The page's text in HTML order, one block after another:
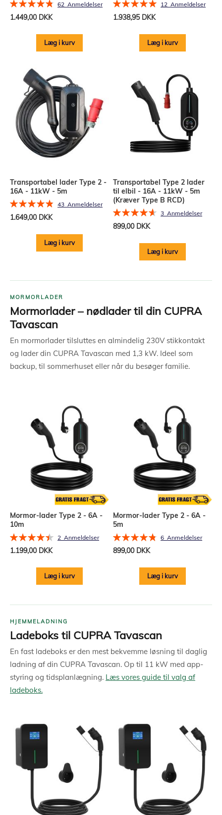
Bedømmelse:
62 Anmeldelser
1.449,00 DKK
Læg i kurv
Bedømmelse:
12Anmeldelser
1.938,95 DKK
Læg i kurv
Transportabel lader Type 2 -
16A - 11kW - 5m
Bedømmelse:
43 Anmeldelser
1.649,00 DKK
Læg i kurv
Transportabel Type 2 lader
til elbil - 16A - 11kW - 5m
(Kræver Type B RCD)
Bedømmelse:
3Anmeldelser
899,00 DKK
Læg i kurv
MORMORLADER
Mormorlader – nødlader til din CUPRA
Tavascan
En mormorlader tilsluttes en almindelig 230V stikkontakt
og lader din CUPRA Tavascan med 1,3 kW. Ideel som
backup, til sommerhuset eller når du besøger familie.
Mormor-lader Type 2 - 6A -
10m
Bedømmelse:
90%
2 Anmeldelser
1.199,00 DKK
Læg i kurv
Mormor-lader Type 2 - 6A -
5m
Bedømmelse:
97%
6Anmeldelser
899,00 DKK
Læg i kurv
HJEMMELADNING
Ladeboks til CUPRA Tavascan
En fast ladeboks er den mest bekvemme løsning til daglig
ladning af din CUPRA Tavascan. Op til 11 kW med app-
styring og tidsplanlægning. Læs vores guide til valg af
ladeboks.